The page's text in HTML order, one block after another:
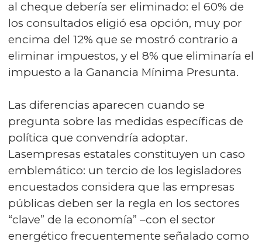
al cheque debería ser eliminado: el 60% de
los consultados eligió esa opción, muy por
encima del 12% que se mostró contrario a
eliminar impuestos, y el 8% que eliminaría el
impuesto a la Ganancia Mínima Presunta.
Las diferencias aparecen cuando se
pregunta sobre las medidas específicas de
política que convendría adoptar.
Lasempresas estatales constituyen un caso
emblemático: un tercio de los legisladores
encuestados considera que las empresas
públicas deben ser la regla en los sectores
“clave” de la economía” –con el sector
energético frecuentemente señalado como